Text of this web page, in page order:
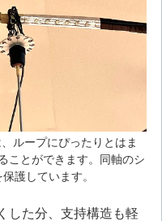
ループにぴったりとはま
ことができます。同軸のシ
護しています。
した分、支持構造も軽